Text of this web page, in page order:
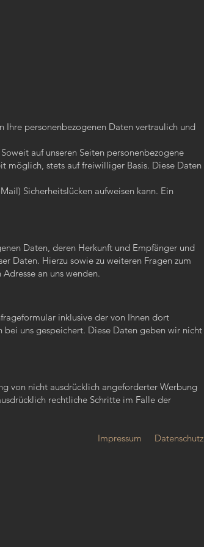
Ihre personenbezogenen Daten vertraulich und
auf unseren Seiten personenbezogene
möglich, stets auf freiwilliger Basis. Diese Daten
Sicherheitslücken aufweisen kann. Ein
Daten, deren Herkunft und Empfänger und
Daten. Hierzu sowie zu weiteren Fragen zum
an uns wenden.
inklusive der von Ihnen dort
uns gespeichert. Diese Daten geben wir nicht
von nicht ausdrücklich angeforderter Werbung
rechtliche Schritte im Falle der
Impressum Datenschutz